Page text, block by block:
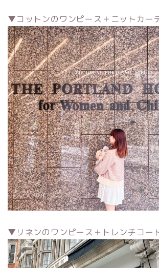
▼コットンのワンピース＋ニットカー
▼リネンのワンピース＋トレンチコー